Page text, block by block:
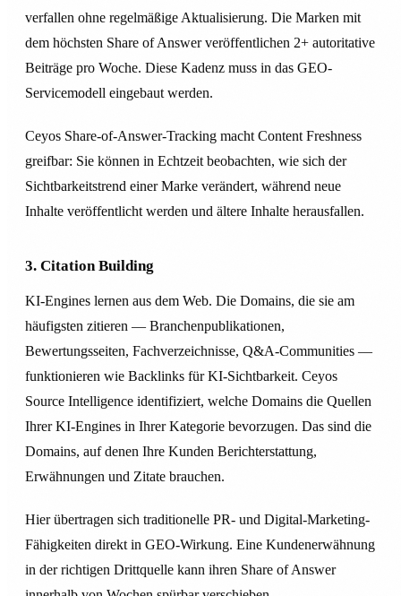
verfallen ohne regelmäßige Aktualisierung. Die Marken mit
dem höchsten Share of Answer veröffentlichen 2+ autoritative
Beiträge pro Woche. Diese Kadenz muss in das GEO-
Servicemodell eingebaut werden.
Ceyos Share-of-Answer-Tracking macht Content Freshness
greifbar: Sie können in Echtzeit beobachten, wie sich der
Sichtbarkeitstrend einer Marke verändert, während neue
Inhalte veröffentlicht werden und ältere Inhalte herausfallen.
3. Citation Building
KI-Engines lernen aus dem Web. Die Domains, die sie am
häufigsten zitieren — Branchenpublikationen,
Bewertungsseiten, Fachverzeichnisse, Q&A-Communities —
funktionieren wie Backlinks für KI-Sichtbarkeit. Ceyos
Source Intelligence identifiziert, welche Domains die Quellen
Ihrer KI-Engines in Ihrer Kategorie bevorzugen. Das sind die
Domains, auf denen Ihre Kunden Berichterstattung,
Erwähnungen und Zitate brauchen.
Hier übertragen sich traditionelle PR- und Digital-Marketing-
Fähigkeiten direkt in GEO-Wirkung. Eine Kundenerwähnung
in der richtigen Drittquelle kann ihren Share of Answer